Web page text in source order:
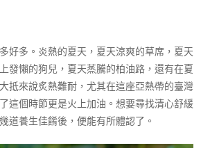
好多。炎熱的夏天，夏天涼爽的草席，夏天
發懶的狗兒，夏天蒸騰的柏油路，還有在夏
抵來說炙熱難耐，尤其在這座亞熱帶的臺灣
這個時節更是火上加油。想要尋找清心舒緩
道養生佳餚後，便能有所體認了。